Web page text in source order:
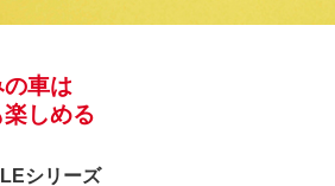
車は
しめる
シリーズ